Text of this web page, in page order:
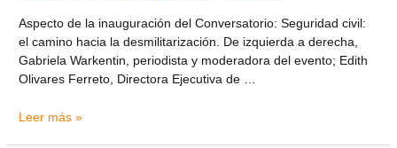
Aspecto de la inauguración del Conversatorio: Seguridad civil:
el camino hacia la desmilitarización. De izquierda a derecha,
Gabriela Warkentin, periodista y moderadora del evento; Edith
Olivares Ferreto, Directora Ejecutiva de …
Leer más »